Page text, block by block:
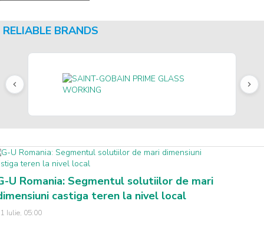
RELIABLE BRANDS
U Romania: Segmentul solutiilor de mari
castiga teren la nivel local
Iulie, 05:00